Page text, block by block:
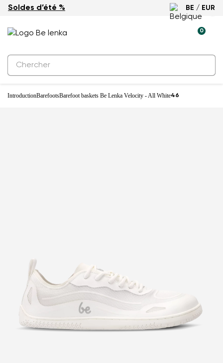
Soldes d’été % BE / EUR
0
IntroductionBarefootsBarefoot baskets Be Lenka Velocity - All White46
-25%